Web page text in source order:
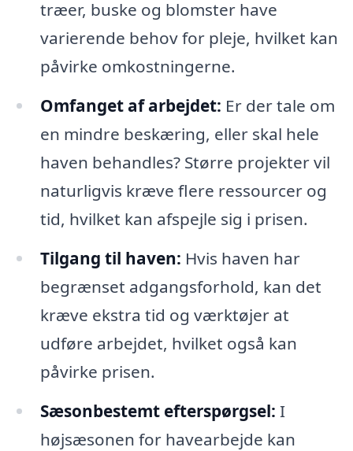
træer, buske og blomster have
varierende behov for pleje, hvilket kan
påvirke omkostningerne.
Omfanget af arbejdet: Er der tale om
en mindre beskæring, eller skal hele
haven behandles? Større projekter vil
naturligvis kræve flere ressourcer og
tid, hvilket kan afspejle sig i prisen.
Tilgang til haven: Hvis haven har
begrænset adgangsforhold, kan det
kræve ekstra tid og værktøjer at
udføre arbejdet, hvilket også kan
påvirke prisen.
Sæsonbestemt efterspørgsel: I
højsæsonen for havearbejde kan